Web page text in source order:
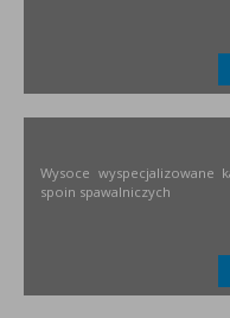
Wysoce wyspecjalizowane
spoin spawalniczych